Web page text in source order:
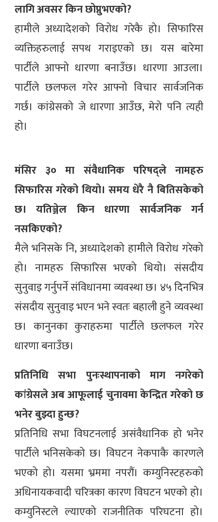
लागि अवसर किन छोप्नुभएको?
हामीले अध्यादेशको विरोध गरेकै हो। सिफारिस
व्यक्तिहरुलाई सपथ गराइएको छ। यस बारेमा
पार्टीले आफ्नो धारणा बनाउँछ। धारणा आउला।
पार्टीले छलफल गरेर आफ्नो विचार सार्वजनिक
गर्छ। कांग्रेसको जे धारणा आउँछ, मेरो पनि त्यही
हो।
मंसिर ३० मा संवैधानिक परिषद्ले नामहरु
सिफारिस गरेको थियो। समय धेरै नै बितिसकेको
छ। यतिञ्जेल किन धारणा सार्वजनिक गर्न
नसकिएको?
मैले भनिसके नि, अध्यादेशको हामीले विरोध गरेको
हो। नामहरु सिफारिस भएको थियो। संसदीय
सुनुवाइ गर्नुपर्ने संविधानमा व्यवस्था छ। ४५ दिनभित्र
संसदीय सुनुवाइ भएन भने स्वतः बहाली हुने व्यवस्था
छ। कानुनका कुराहरुमा पार्टीले छलफल गरेर
धारणा बनाउँछ।
प्रतिनिधि सभा पुनःस्थापनाको माग नगरेको
कांग्रेसले अब आफूलाई चुनावमा केन्द्रित गरेको छ
भनेर बुझ्दा हुन्छ?
प्रतिनिधि सभा विघटनलाई असंवैधानिक हो भनेर
पार्टीले भनिसकेको छ। विघटन नेकपाकै कारणले
भएको हो। यसमा भ्रममा नपरौं। कम्युनिस्टहरुको
अधिनायकवादी चरित्रका कारण विघटन भएको हो।
कम्युनिस्टले ल्याएको राजनीतिक परिघटना हो।